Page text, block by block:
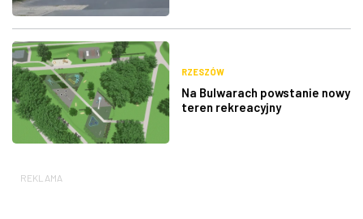
RZESZÓW
Na Bulwarach powstanie nowy
teren rekreacyjny
REKLAMA